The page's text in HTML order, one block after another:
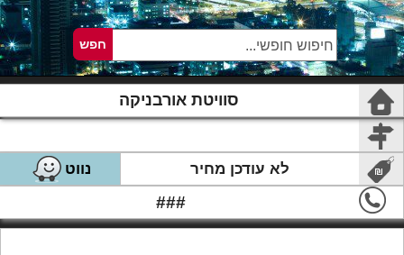
סוויטת אורבניקה
לא עודכן מחיר נווט
###